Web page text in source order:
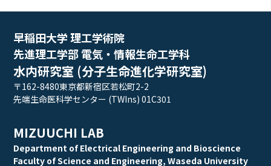
早稲田大学 理工学術院
先進理工学部 電気・情報生命工学科
水内研究室 (分子生命進化学研究室)
〒162-8480東京都新宿区若松町2-2
先端生命医科学センター (TWIns) 01C301
MIZUUCHI LAB
Department of Electrical Engineering and Bioscience
Faculty of Science and Engineering, Waseda University